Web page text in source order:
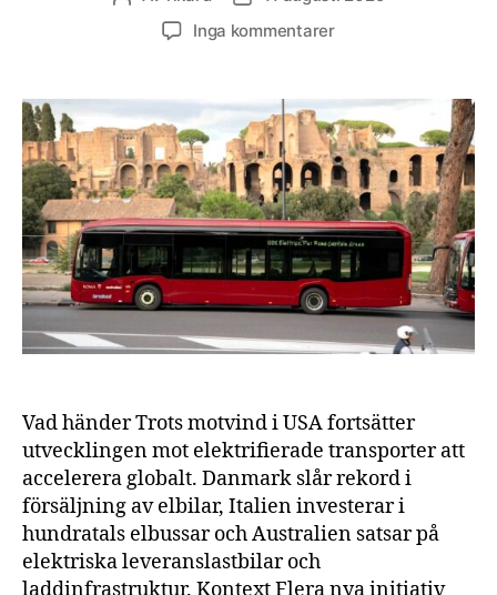
Inga kommentarertill
bilar,
bussar
och
lastbilar
accelererar
globalt
Vad händer Trots motvind i USA fortsätter
utvecklingen mot elektrifierade transporter att
accelerera globalt. Danmark slår rekord i
försäljning av elbilar, Italien investerar i
hundratals elbussar och Australien satsar på
elektriska leveranslastbilar och
laddinfrastruktur. Kontext Flera nya initiativ